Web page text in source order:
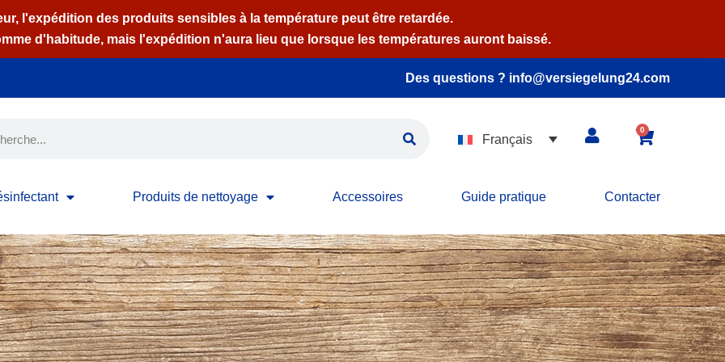
l'expédition des produits sensibles à la température peut être retardée.
d'habitude, mais l'expédition n'aura lieu que lorsque les températures auront baissé.
Des questions ? info@versiegelung24.com
Français
0
Produits de nettoyage Accessoires Guide pratique Contacter